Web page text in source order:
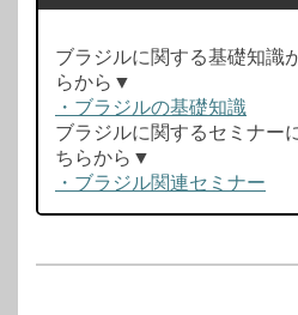
ブラジルに関する基礎知識
らから▼
・ブラジルの基礎知識
ブラジルに関するセミナー
ちらから▼
・ブラジル関連セミナー